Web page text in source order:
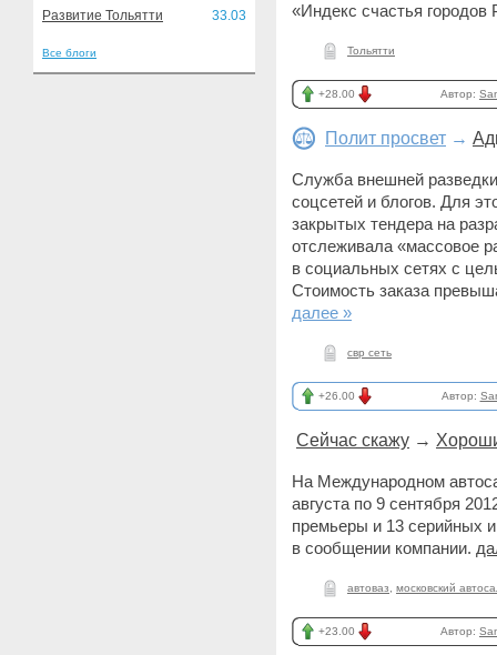
Развитие Тольятти 33.03
Все блоги
«Индекс счастья
Тольятти
+28.00 Автор:
Полит просвет →
Служба внешней
соцсетей и блогов. Для
закрытых тендера на
отслеживала «массовое
в социальных сетях с
Стоимость заказа
далее »
свр сеть
+26.00 Автор:
Сейчас скажу →
На Международном
августа по 9 сентября
премьеры и 13 серийных
в сообщении компании.
автоваз московский
+23.00 Автор: